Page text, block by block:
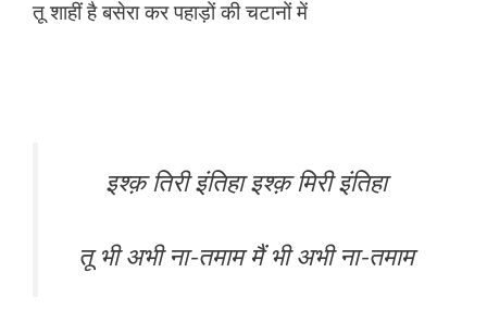
तू शाहीं है बसेरा कर पहाड़ों की चटानों में
इश्क़ तिरी इंतिहा इश्क़ मिरी इंतिहा
तू भी अभी ना-तमाम मैं भी अभी ना-तमाम